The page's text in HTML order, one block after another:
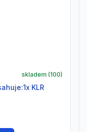
skladem (100)
KLR